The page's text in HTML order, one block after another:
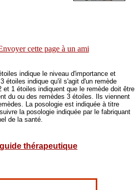
cette page à un ami
indique le niveau d'importance et
étoiles indique qu'il s'agit d'un remède
1 étoiles indiquent que le remède doit être
du ou des remèdes 3 étoiles. Ils viennent
La posologie est indiquée à titre
la posologie indiquée par le fabriquant
de la santé.
thérapeutique